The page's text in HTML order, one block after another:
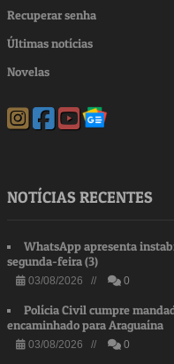
Recuperar senha
Últimas notícias
Novelas
NOTÍCIAS RECENTES
WhatsApp apresenta
segunda-feira (3)
03/08/2026 // 0
Polícia Civil cumpre
encaminhado para Araguaína
03/08/2026 // 0